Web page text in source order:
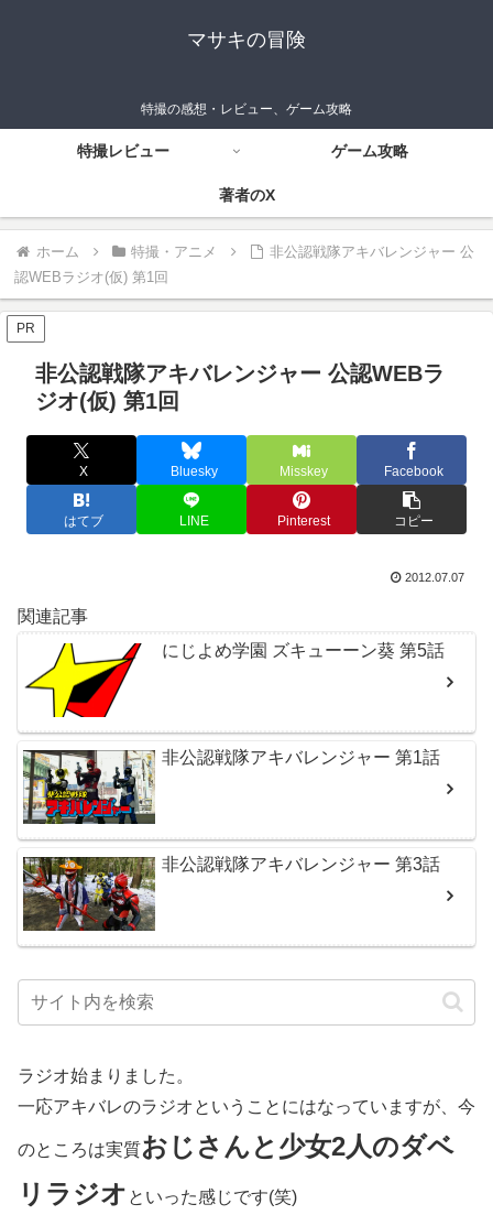
マサキの冒険
特撮の感想・レビュー、ゲーム攻略
特撮レビュー ゲーム攻略
著者のX
ホーム 特撮・アニメ
非公認戦隊アキバレンジャー 公
認WEBラジオ(仮) 第1回
PR
非公認戦隊アキバレンジャー 公認WEBラ
ジオ(仮) 第1回
X Bluesky Misskey Facebook
はてブ LINE Pinterest コピー
2012.07.07
関連記事
にじよめ学園 ズキューーン葵 第5話
非公認戦隊アキバレンジャー 第1話
非公認戦隊アキバレンジャー 第3話
ラジオ始まりました。
一応アキバレのラジオということにはなっていますが、今
のところは実質おじさんと少女2人のダベ
リラジオ といった感じです(笑)